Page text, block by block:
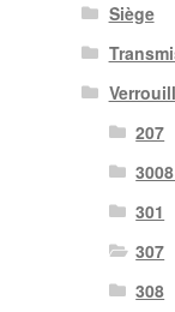
Siège
207
301
307
308